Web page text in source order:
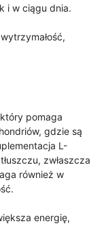
i w ciągu dnia.
pomaga
gdzie są
L-
zwłaszcza
również w
energię,